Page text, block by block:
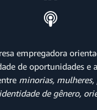
empregadora
de oportunidades e
minorias, mulheres,
de gênero,